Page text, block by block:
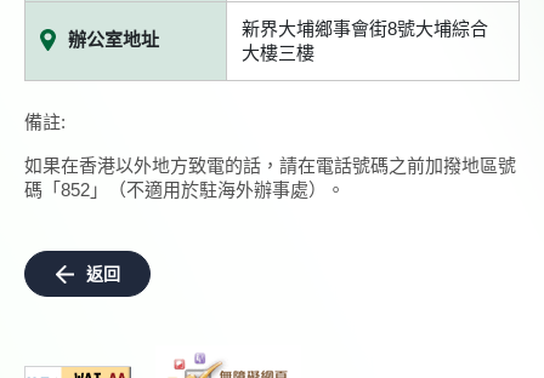
辦公室地址
新界大埔鄉事會街8號大埔綜合
大樓三樓
備註:
如果在香港以外地方致電的話，請在電話號碼之前加撥地區號
碼「852」（不適用於駐海外辦事處）。
返回